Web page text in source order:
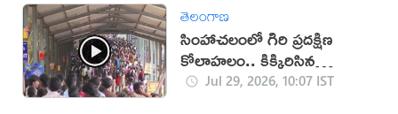
తెలంగాణ
సింహాచలంలో గిరి ప్రదక్షిణ
కోలాహలం.. కిక్కిరిసిన
గిరిమార్గం.
Jul 29, 2026, 10:07 IST